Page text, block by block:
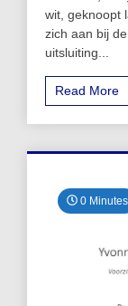
wit, geknoopt
zich aan bij
uitsluiting...
Read More
0 Minutes